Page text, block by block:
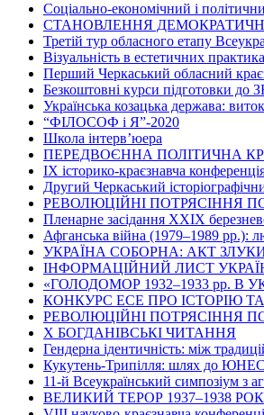
Соціально-економічний і
СТАНОВЛЕННЯ
Третій тур обласного етапу
Візуальність в естетичних
Перший Черкаський обласний
Безкоштовні курси підготовки до
Українська козацька держава:
“ФІЛОСОФ і Я”-2020
Школа інтерв’юера
ПЕРЕДВОЄННА ПОЛІТИЧНА
ІХ історико-краєзнавча
Другий Черкаський
РЕВОЛЮЦІЙНІ ПОТРЯСІННЯ
Пленарне засідання ХХІХ
Афганська війна (1979–1989 рр.):
УКРАЇНА СОБОРНА: АКТ ЗЛУКИ
ІНФОРМАЦІЙНИЙ ЛИСТ
«ГОЛОДОМОР 1932–1933 рр. В
КОНКУРС ЕСЕ ПРО ІСТОРІЮ
РЕВОЛЮЦІЙНІ ПОТРЯСІННЯ
Х БОГДАНІВСЬКІ ЧИТАННЯ
Гендерна ідентичність: між
Кукутень-Трипілля: шлях до
11-й Всеукраїнський симпозіум з
ВЕЛИКИЙ ТЕРОР 1937–1938